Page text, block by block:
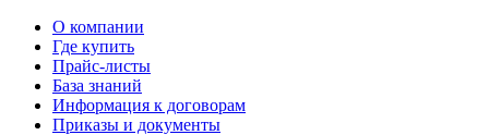
О компании
Где купить
Прайс-листы
База знаний
Информация к договорам
Приказы и документы